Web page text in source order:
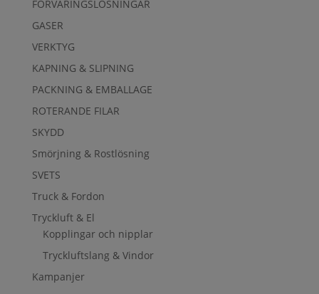
FÖRVARINGSLÖSNINGAR
GASER
VERKTYG
KAPNING & SLIPNING
PACKNING & EMBALLAGE
ROTERANDE FILAR
SKYDD
Smörjning & Rostlösning
SVETS
Truck & Fordon
Tryckluft & El
Kopplingar och nipplar
Tryckluftslang & Vindor
Kampanjer